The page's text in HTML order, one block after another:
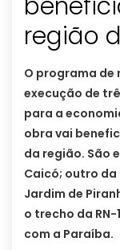
região
O programa de
execução de
para a
obra vai
da região. São
Caicó; outro da
Jardim de
o trecho da RN-
com a Paraíba.